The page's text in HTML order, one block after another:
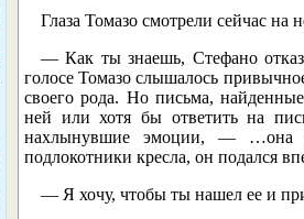
Глаза Томазо смотрели сейчас
— Как ты знаешь, Стефано
голосе Томазо слышалось
своего рода. Но письма,
ней или хотя бы ответить на
нахлынувшие эмоции, — …она
подлокотники кресла, он подался
— Я хочу, чтобы ты нашел ее и